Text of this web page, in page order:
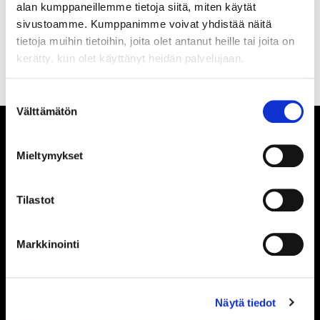
alan kumppaneillemme tietoja siitä, miten käytät
sivustoamme. Kumppanimme voivat yhdistää näitä
tietoja muihin tietoihin, joita olet antanut heille tai joita on
kerätty, kun olet käyttänyt heidän palvelujaan.
valinta
Välttämätön
Mieltymykset
Tilastot
Markkinointi
Näytä tiedot
TILAA SÄHKÖPOSTIISI
TILASTOT